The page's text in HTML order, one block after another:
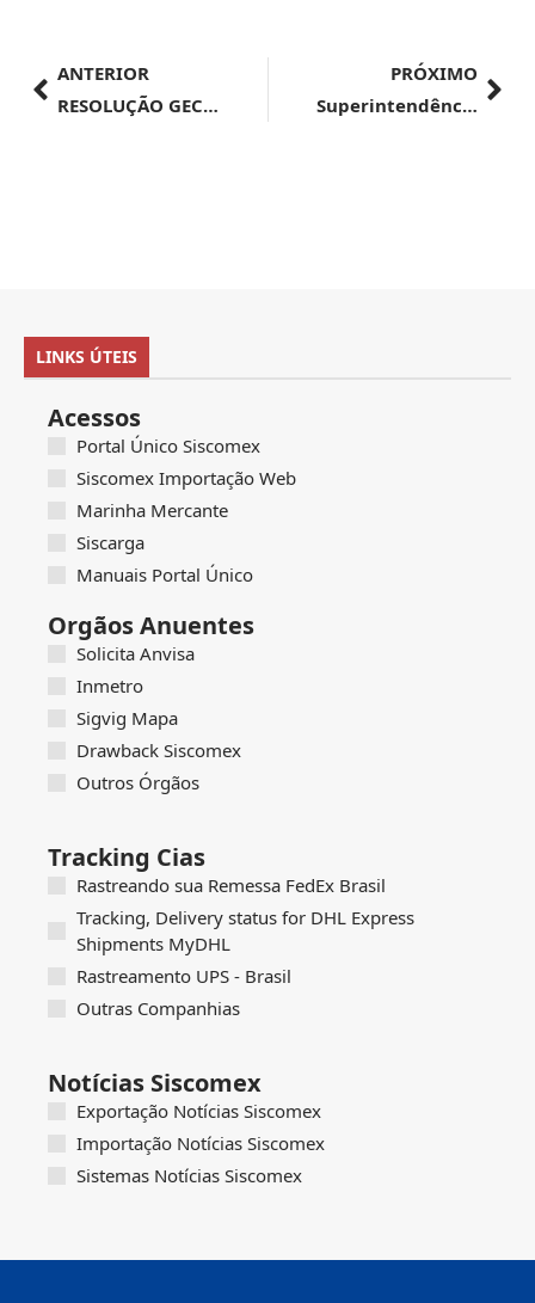
ANTERIOR
RESOLUÇÃO GECEX Nº 628, DE 8 DE AGOSTO DE 2024
PRÓXIMO
Superintendência Regional da Receita Federal do Brasil 9ª Região Fiscal | AVISO DE LICITAÇÃO – Leilão Eletrônico nº 0900100/000008/2024
LINKS ÚTEIS
Acessos
Portal Único Siscomex
Siscomex Importação Web
Marinha Mercante
Siscarga
Manuais Portal Único
Orgãos Anuentes
Solicita Anvisa
Inmetro
Sigvig Mapa
Drawback Siscomex
Outros Órgãos
Tracking Cias
Rastreando sua Remessa FedEx Brasil
Tracking, Delivery status for DHL Express
Shipments MyDHL
Rastreamento UPS - Brasil
Outras Companhias
Notícias Siscomex
Exportação Notícias Siscomex
Importação Notícias Siscomex
Sistemas Notícias Siscomex